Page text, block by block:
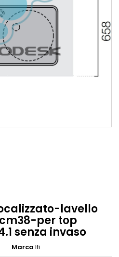
lavello
per top
senza invaso
Marca Ifi